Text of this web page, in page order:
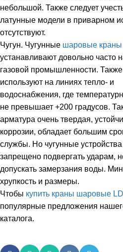
небольшой. Также следует
латунные модели в приварном
отсутствуют.
Чугун. Чугунные шаровые краны
устанавливают довольно часто
газовой промышленности.
используют на линиях тепло- и
водоснабжения, где
не превышает +200 градусов.
арматура очень твердая,
коррозии, обладает большим
службы. Но чугунные устройства
запрещено подвергать ударам,
допускать замерзания воды.
хрупкость и размеры.
Чтобы купить краны шаровые LD
популярные предложения
каталога.